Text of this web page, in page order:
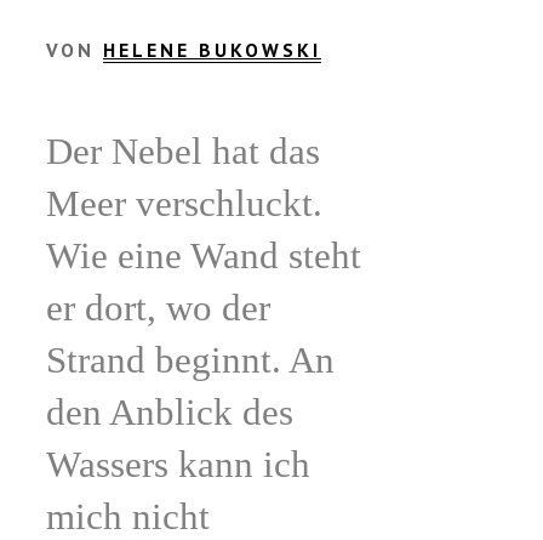
VON HELENE BUKOWSKI
Der Nebel hat das
Meer verschluckt.
Wie eine Wand steht
er dort, wo der
Strand beginnt. An
den Anblick des
Wassers kann ich
mich nicht